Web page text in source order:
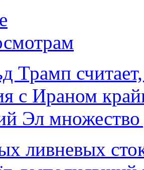
Трамп
с Ираном
Эл множество
ливневых